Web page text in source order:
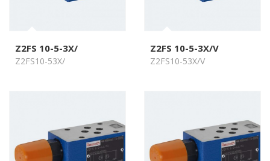
Z2FS 10-5-3X/
Z2FS10-53X/
Z2FS 10-5-3X/V
Z2FS10-53X/V